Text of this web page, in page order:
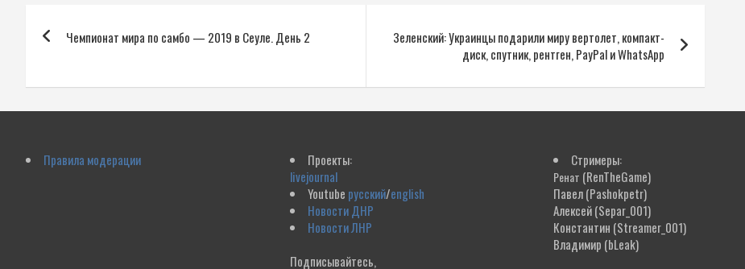
Навигация
по
записям
Чемпионат мира по самбо — 2019 в Сеуле. День 2
Зеленский: Украинцы подарили миру вертолет, компакт-
диск, спутник, рентген, PayPal и WhatsApp
Правила модерации
Проекты:
livejournal
Youtube русский/english
Новости ДНР
Новости ЛНР
Подписывайтесь,
Стримеры:
Ренат (RenTheGame)
Павел(Pashokpetr)
Алексей(Separ_001)
Константин (Streamer_001)
Владимир (bLeak)